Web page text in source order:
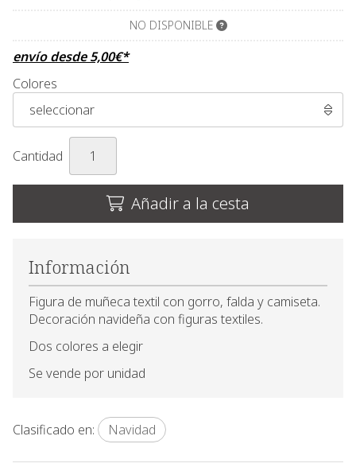
NO DISPONIBLE
envío desde5,00€*
Colores
Cantidad
Añadir a la cesta
Información
Figura de muñeca textil con gorro, falda y camiseta.
Decoración navideña con figuras textiles.
Dos colores a elegir
Se vende por unidad
Clasificado en: Navidad